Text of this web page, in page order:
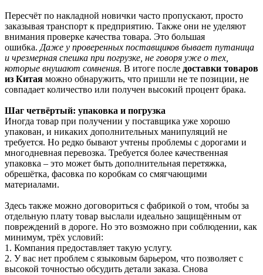
Пересчёт по накладной новички часто пропускают, просто
заказывая транспорт к предприятию. Также они не уделяют
внимания проверке качества товара. Это большая
ошибка. Даже у проверенных поставщиков бывает путаница
и чрезмерная спешка при погрузке, не говоря уже о тех,
которые внушают сомнения. В итоге после доставки товаров
из Китая можно обнаружить, что пришли не те позиции, не
совпадает количество или получен высокий процент брака.
Шаг четвёртый: упаковка и погрузка
Иногда товар при получении у поставщика уже хорошо
упакован, и никаких дополнительных манипуляций не
требуется. Но редко бывают учтены проблемы с дорогами и
многодневная перевозка. Требуется более качественная
упаковка – это может быть дополнительная перетяжка,
обрешётка, фасовка по коробкам со смягчающими
материалами.
Здесь также можно договориться с фабрикой о том, чтобы за
отдельную плату товар выслали идеально защищённым от
повреждений в дороге. Но это возможно при соблюдении, как
минимум, трёх условий:
1. Компания предоставляет такую услугу.
2. У вас нет проблем с языковым барьером, что позволяет с
высокой точностью обсудить детали заказа. Снова